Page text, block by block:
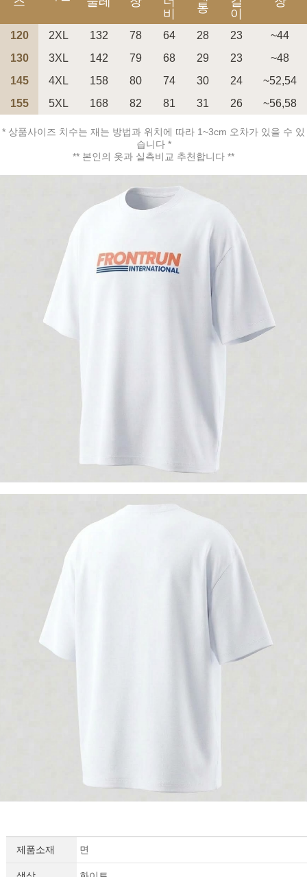
페이코 ID로 페
PAYCO 바로구매
비
통
이
120 2XL 132 78 64 28 23
~44
130
3XL 142 79 68 29 23
~48
145
4XL 158 80 74 30 24
~52,54
155
5XL 168 82 81 31 26 ~56,58
* 상품사이즈 치수는 재는 방법과 위치에 따라 1~3cm 오차가 있을 수 있
습니다 *
** 본인의 옷과 실측비교 추천합니다 **
제품소재 면